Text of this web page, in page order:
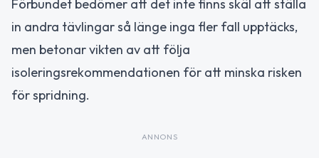
Förbundet bedömer att det inte finns skäl att ställa
in andra tävlingar så länge inga fler fall upptäcks,
men betonar vikten av att följa
isoleringsrekommendationen för att minska risken
för spridning.
ANNONS